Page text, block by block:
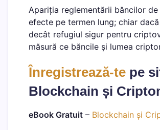
Apariția reglementării băncilor
efecte pe termen lung; chiar
decât refugiul sigur pentru
măsură ce băncile și lumea
Înregistrează-te pe
Blockchain și
eBook Gratuit – Blockchain și